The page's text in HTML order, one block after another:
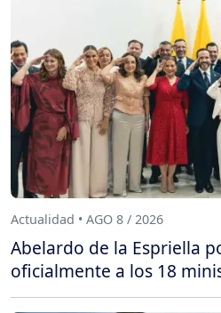
Actualidad • AGO 8 / 2026
Abelardo de la Espriella
oficialmente a los 18